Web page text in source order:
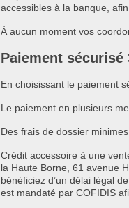
accessibles à la banque,
À aucun moment vos
Paiement sécurisé
En choisissant le paiement
Le paiement en plusieurs
Des frais de dossier
Crédit accessoire à une
la Haute Borne, 61 avenue
bénéficiez d’un délai légal
est mandaté par COFIDIS